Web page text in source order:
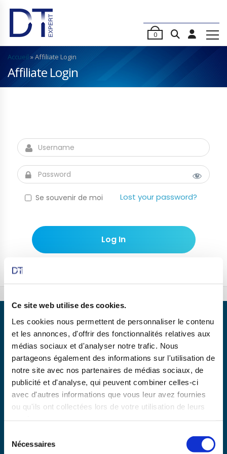
Ce site web utilise des cookies.
Les cookies nous permettent de personnaliser le contenu
et les annonces, d'offrir des fonctionnalités relatives aux
médias sociaux et d'analyser notre trafic. Nous
partageons également des informations sur l'utilisation de
notre site avec nos partenaires de médias sociaux, de
publicité et d'analyse, qui peuvent combiner celles-ci
avec d'autres informations que vous leur avez fournies
ou qu'ils ont collectées lors de votre utilisation de leurs
Nécessaires
0
Accueil »Affiliate Login
Affiliate Login
Se souvenir de moi Lost your password?
Partenaire de
En savoir plus